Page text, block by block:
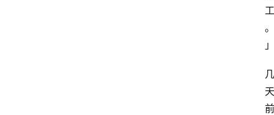
工
。
」
几
天
前